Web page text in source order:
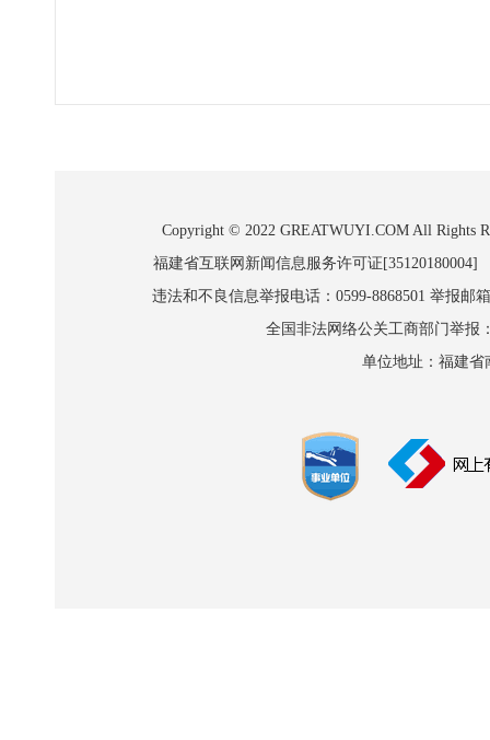
Copyright © 2022 GREATWUYI.COM All Rights
福建省互联网新闻信息服务许可证
违法和不良信息举报电话：0599-8868501 举报邮
全国非法网络公关工商部门举报
单位地址：福建省